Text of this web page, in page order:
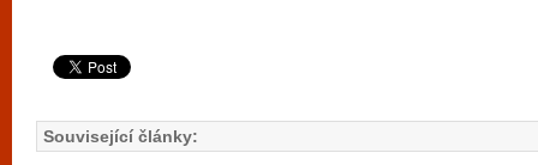
Související články: